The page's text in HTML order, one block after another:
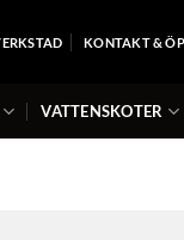
KONTAKT &
VATTENSKOTER